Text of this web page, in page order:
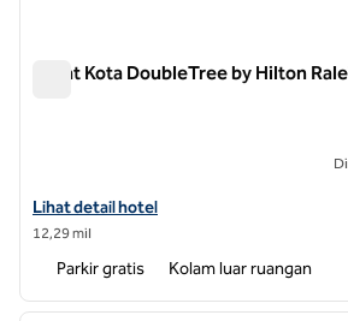
Pusat Kota DoubleTree by Hilton
Lihat detail hotel untuk DoubleTree by
Lihat detail hotel
12,29 mil
Parkir gratis Kolam luar ruangan